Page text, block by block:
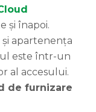
și înapoi.
apartenența
este într-un
al accesului.
de furnizare